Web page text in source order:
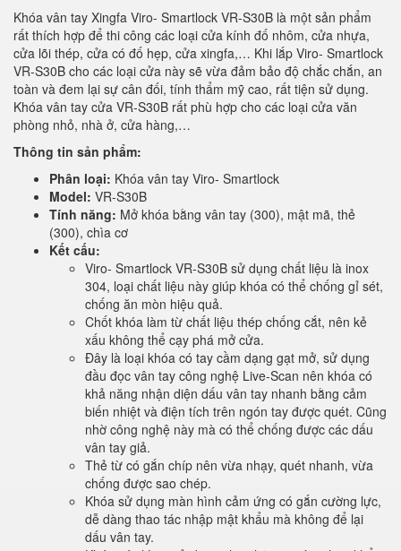
Khóa vân tay Xingfa Viro- Smartlock VR-S30B là một sản phẩm
rất thích hợp để thi công các loại cửa kính đố nhôm, cửa nhựa,
cửa lõi thép, cửa có đố hẹp, cửa xingfa,… Khi lắp Viro- Smartlock
VR-S30B cho các loại cửa này sẽ vừa đảm bảo độ chắc chắn, an
toàn và đem lại sự cân đối, tính thẩm mỹ cao, rất tiện sử dụng.
Khóa vân tay cửa VR-S30B rất phù hợp cho các loại cửa văn
phòng nhỏ, nhà ở, cửa hàng,…
Thông tin sản phẩm:
Phân loại: Khóa vân tay Viro- Smartlock
Model: VR-S30B
Tính năng: Mở khóa bằng vân tay (300), mật mã, thẻ
(300), chìa cơ
Kết cấu:
Viro- Smartlock VR-S30B sử dụng chất liệu là inox
304, loại chất liệu này giúp khóa có thể chống gỉ sét,
chống ăn mòn hiệu quả.
Chốt khóa làm từ chất liệu thép chống cắt, nên kẻ
xấu không thể cạy phá mở cửa.
Đây là loại khóa có tay cầm dạng gạt mở, sử dụng
đầu đọc vân tay công nghệ Live-Scan nên khóa có
khả năng nhận diện dấu vân tay nhanh bằng cảm
biến nhiệt và điện tích trên ngón tay được quét. Cũng
nhờ công nghệ này mà có thể chống được các dấu
vân tay giả.
Thẻ từ có gắn chíp nên vừa nhạy, quét nhanh, vừa
chống được sao chép.
Khóa sử dụng màn hình cảm ứng có gắn cường lực,
dễ dàng thao tác nhập mật khẩu mà không để lại
dấu vân tay.